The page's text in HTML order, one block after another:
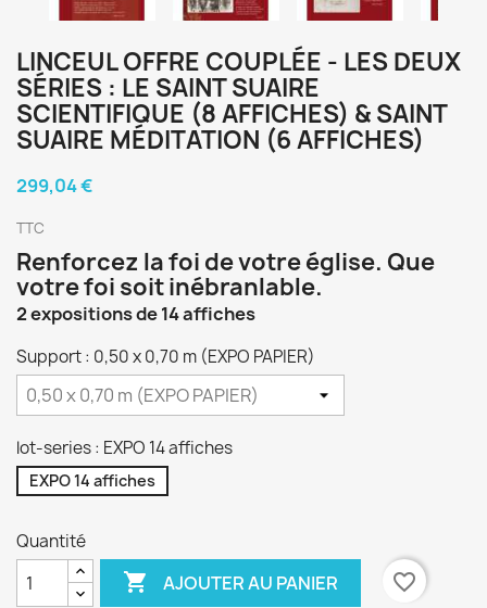
LINCEUL OFFRE COUPLÉE - LES DEUX
SÉRIES : LE SAINT SUAIRE
SCIENTIFIQUE (8 AFFICHES) & SAINT
SUAIRE MÉDITATION (6 AFFICHES)
299,04 €
TTC
Renforcez la foi de votre église. Que
votre foi soit inébranlable.
2 expositions de 14 affiches
Support : 0,50 x 0,70 m (EXPO PAPIER)
lot-series : EXPO 14 affiches
EXPO 14 affiches
Quantité
 AJOUTER AU PANIER
favorite_border